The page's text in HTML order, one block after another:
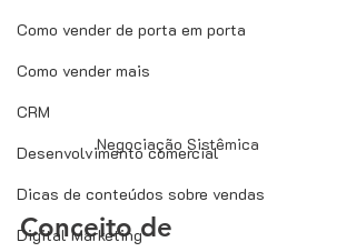
Como vender de porta em porta
Como vender mais
CRM
Desenvolvimento comercial
Dicas de conteúdos sobre vendas
Digital Marketing
Negociação Sistêmica
Conceito de